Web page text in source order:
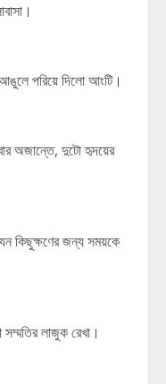
পরিয়ে দিলো আংটি।
অজান্তে, দুটো হৃদয়ের
কিছুক্ষণের জন্য সময়কে
লাজুক রেখা।